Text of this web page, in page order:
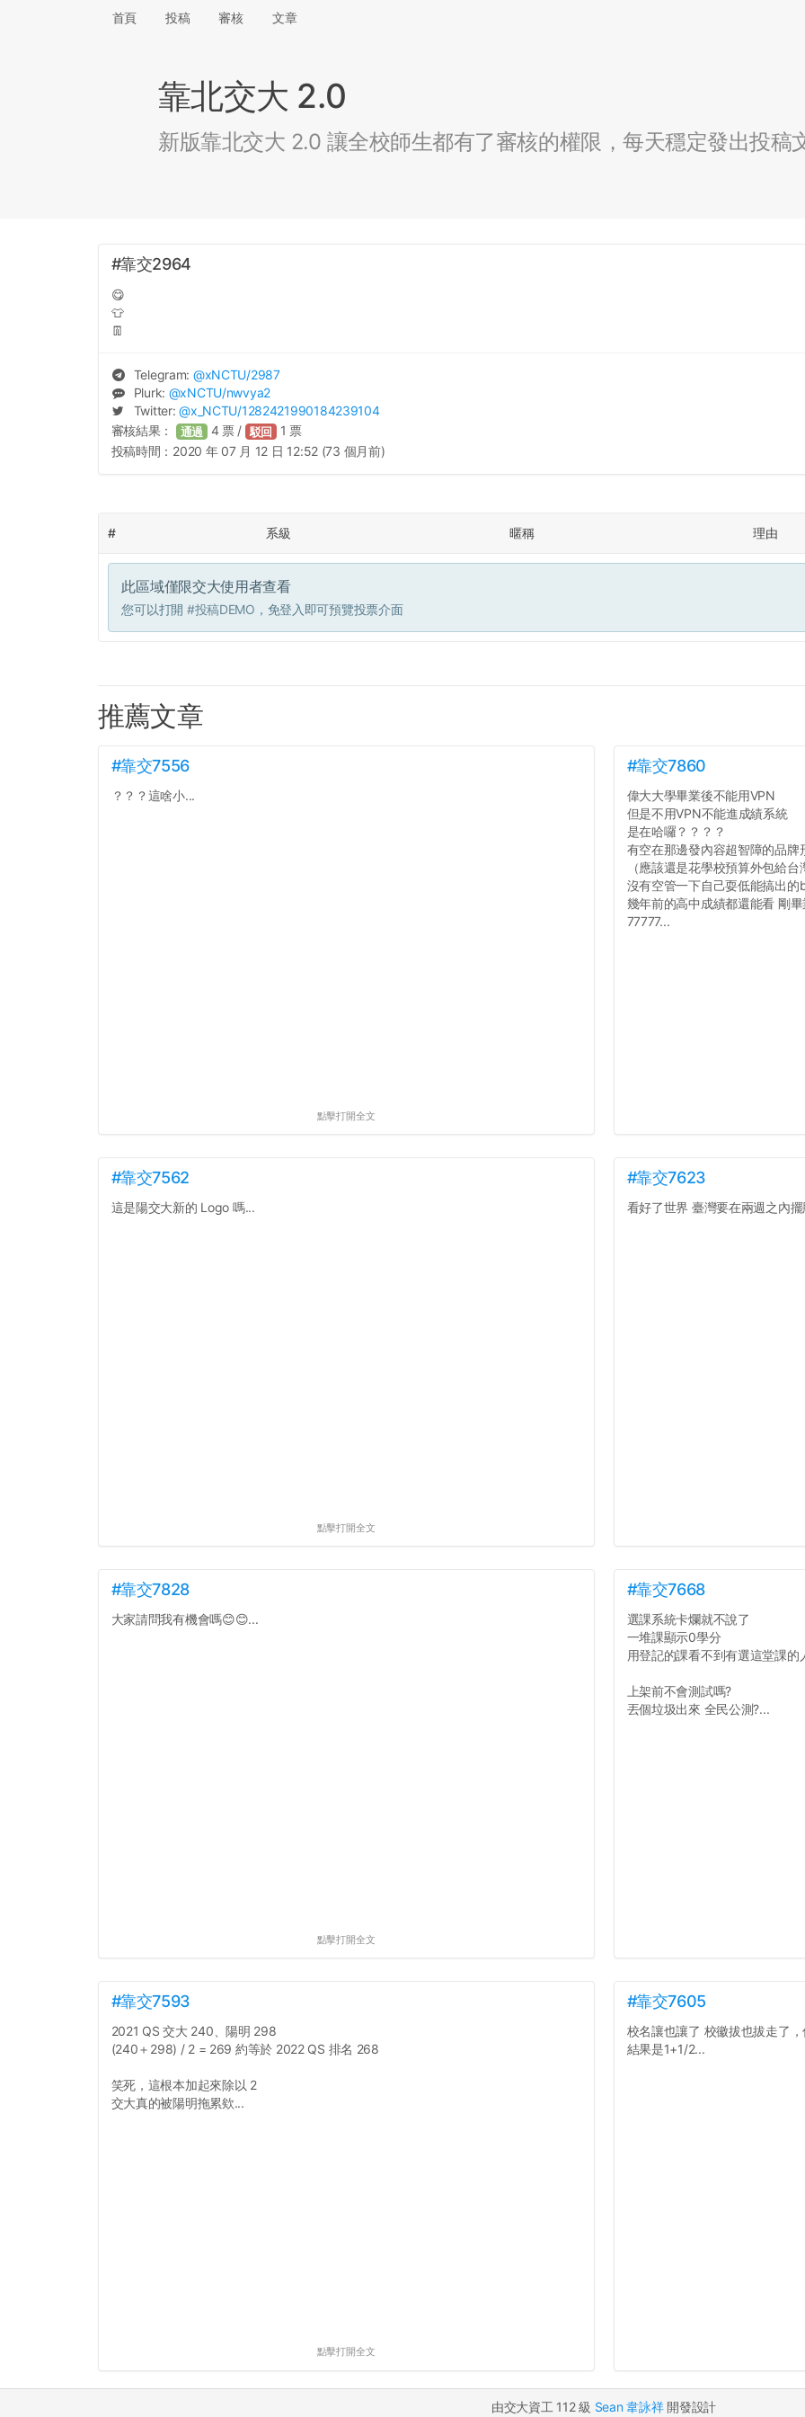
首頁 投稿 審核 文章
靠北交大 2.0
新版靠北交大 2.0 讓全校師生都有了審核的權限，每天穩定發出投稿
#靠交2964
😋
👕
👖
Telegram: @xNCTU/2987
Plurk: @xNCTU/nwvya2
Twitter:@x_NCTU/1282421990184239104
審核結果： 通過 4票 / 駁回 1 票
投稿時間： 2020 年 07 月 12 日 12:52 (73 個月前)
# 系級 暱稱 理由
此區域僅限交大使用者查看
您可以打開 #投稿DEMO ，免登入即可預覽投票介面
推薦文章
#靠交7556
？？？這啥小...
點擊打開全文
#靠交7860
偉大大學畢業後不能用VPN
但是不用VPN不能進成績系統
是在哈囉？？？？
有空在那邊發內容超智障的品牌
（應該還是花學校預算外包給台
沒有空管一下自己耍低能搞出的
幾年前的高中成績都還能看 剛
77777...
#靠交7562
這是陽交大新的 Logo 嗎...
點擊打開全文
#靠交7623
看好了世界 臺灣要在兩週之內
#靠交7828
大家請問我有機會嗎😊😊...
點擊打開全文
#靠交7668
選課系統卡爛就不說了
一堆課顯示0學分
用登記的課看不到有選這堂課的
上架前不會測試嗎?
丟個垃圾出來 全民公測?...
#靠交7593
2021 QS 交大 240、陽明 298
(240＋298) / 2 = 269 約等於 2022 QS 排名 268
笑死，這根本加起來除以 2
交大真的被陽明拖累欸...
點擊打開全文
#靠交7605
校名讓也讓了 校徽拔也拔走了
結果是1+1/2...
由交大資工 112 級 Sean 韋詠祥開發設計